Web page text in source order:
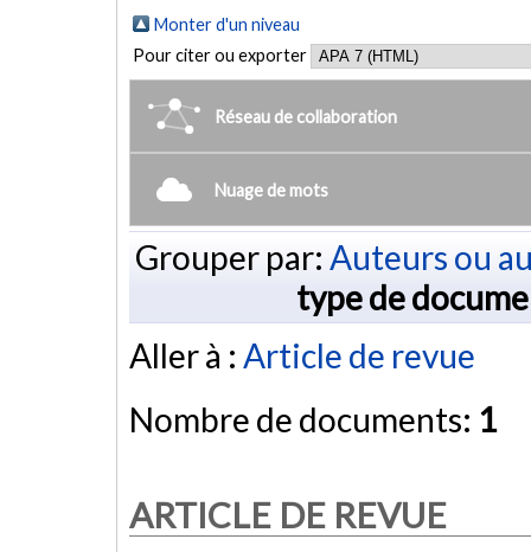
Monter d'un niveau
Pour citer ou exporter
Réseau de collaboration
Nuage de mots
Grouper par: Auteurs ou
type de
Aller à : Article de revue
Nombre de documents: 1
ARTICLE DE REVUE